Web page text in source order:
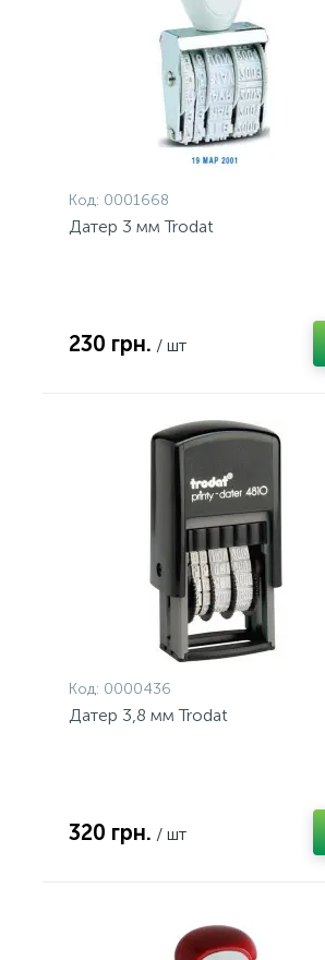
Код: 0001668
Датер 3 мм Trodat
230 грн. / шт
Код: 0000436
Датер 3,8 мм Trodat
320 грн. / шт